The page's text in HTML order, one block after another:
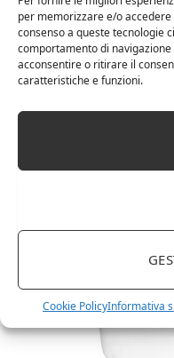
per memorizzare e/o
consenso a queste tecnologie
comportamento di
acconsentire o ritirare il
caratteristiche e funzioni.
Cookie PolicyInformativa
Amazon Basics
(Lu x La x A), effetto